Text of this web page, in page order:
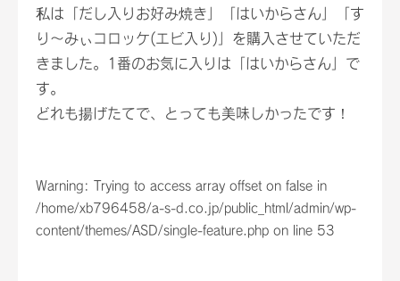
私は「だし入りお好み焼き」「はいからさん」「す
り〜みぃコロッケ(エビ入り)」を購入させていただ
きました。1番のお気に入りは「はいからさん」で
す。
どれも揚げたてで、とっても美味しかったです！
Warning : Trying to access array offset on false in
/home/xb796458/a-s-d.co.jp/public_html/admin/wp-
content/themes/ASD/single-feature.php on line 53